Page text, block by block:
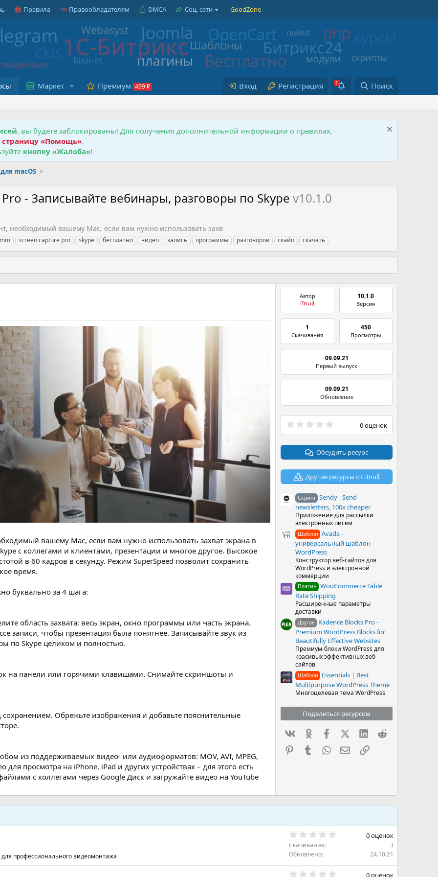
Правила Правообладателям DMCA Соц. сети GoodZone
Маркет Премиум Вход Регистрация Поиск
, вы будете заблокированы! Для получения дополнительной информации о правилах,
страницу «Помощь».
кнопку «Жалоба»!
macOS
- Записывайте вебинары, разговоры по Skypev10.1.0
необходимый вашему Mac, если вам нужно использовать захв
screen capture pro skype бесплатно видео запись программы разговоров скайп скачать
вашему Mac, если вам нужно использовать захват экрана в
с коллегами и клиентами, презентации и многое другое. Высокое
в 60 кадров в секунду. Режим SuperSpeed позволит сохранить
время.
буквально за 4 шага:
область захвата: весь экран, окно программы или часть экрана.
записи, чтобы презентация была понятнее. Записывайте звук из
по Skype целиком и полностью.
на панели или горячими клавишами. Снимайте скриншоты и
Обрежьте изображения и добавьте пояснительные
из поддерживаемых видео- или аудиоформатов: MOV, AVI, MPEG,
для просмотра на iPhone, iPad и других устройствах – для этого есть
с коллегами через Google Диск и загружайте видео на YouTube
Автор
iTnull
10.1.0
Версия
1
Скачивания
450
Просмотры
09.09.21
Первый выпуск
09.09.21
Обновление
0
0
з
в
з
д
0 оценок
Обсудить ресурс
Другие ресурсы от iTnull
Скрипт Sendy - Send
newsletters, 100x cheaper
Приложение для рассылки
электронных писем
Шаблон Avada -
универсальный шаблон
WordPress
Конструктор веб-сайтов для
WordPress и электронной
коммерции
Плагин WooCommerce Table
Rate Shipping
Расширенные параметры
доставки
Другое Kadence Blocks Pro -
Premium WordPress Blocks for
Beautifully Effective Websites
Премиум-блоки WordPress для
красивых эффективных веб-
сайтов
Шаблон
Essentials | Best
Multipurpose WordPress Theme
Многоцелевая тема WordPress
Поделиться ресурсом
ВконтактеОдноклассники
FacebookX (Twitter)
LinkedIn
PinterestTumblrWhatsAppЭлектронная почта
Ссылка
профессионального видеомонтажа
в
0 оценок
Скачивания
3
Обновлено
24.10.21
0 оценок